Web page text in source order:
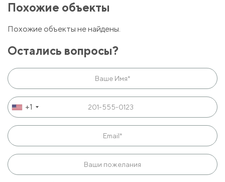
Похожие объекты
Похожие объекты не найдены.
Остались вопросы?
+1